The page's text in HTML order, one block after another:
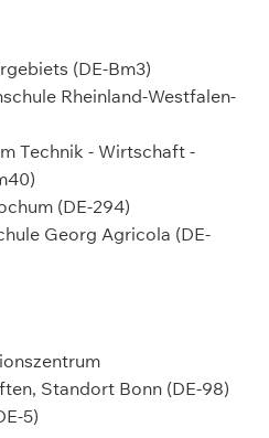
(DE-Bm3)
Rheinland-Westfalen-
Technik - Wirtschaft -
(DE-294)
Georg Agricola (DE-
Standort Bonn (DE-98)
5)